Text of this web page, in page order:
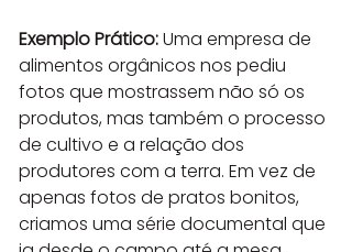
Exemplo Prático: Uma empresa de
alimentos orgânicos nos pediu
fotos que mostrassem não só os
produtos, mas também o processo
de cultivo e a relação dos
produtores com a terra. Em vez de
apenas fotos de pratos bonitos,
criamos uma série documental que